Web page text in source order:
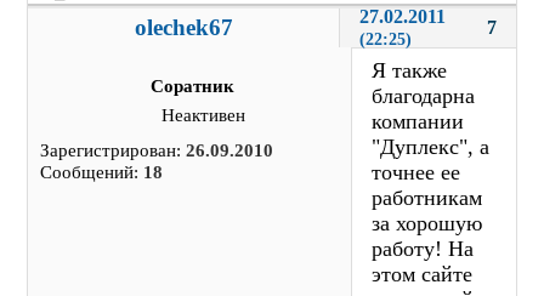
7
olechek67 27.02.2011
(22:25)
Соратник
Неактивен
Зарегистрирован:26.09.2010
Сообщений: 18
Я также
благодарна
компании
"Дуплекс", а
точнее ее
работникам
за хорошую
работу! На
этом сайте